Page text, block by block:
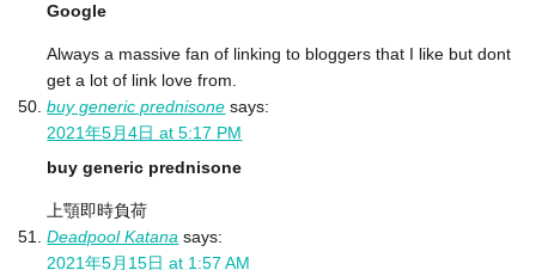
Google
Always a massive fan of linking to bloggers that I like but dont
get a lot of link love from.
buy generic prednisone says:
2021年5月4日 at 5:17 PM
buy generic prednisone
上顎即時負荷
Deadpool Katana says:
2021年5月15日 at 1:57 AM